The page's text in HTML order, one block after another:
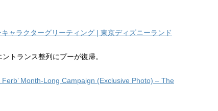
ャラクターグリーティング | 東京ディズニーランド
トランス整列にプーが復帰。
Month-Long Campaign (Exclusive Photo) – The